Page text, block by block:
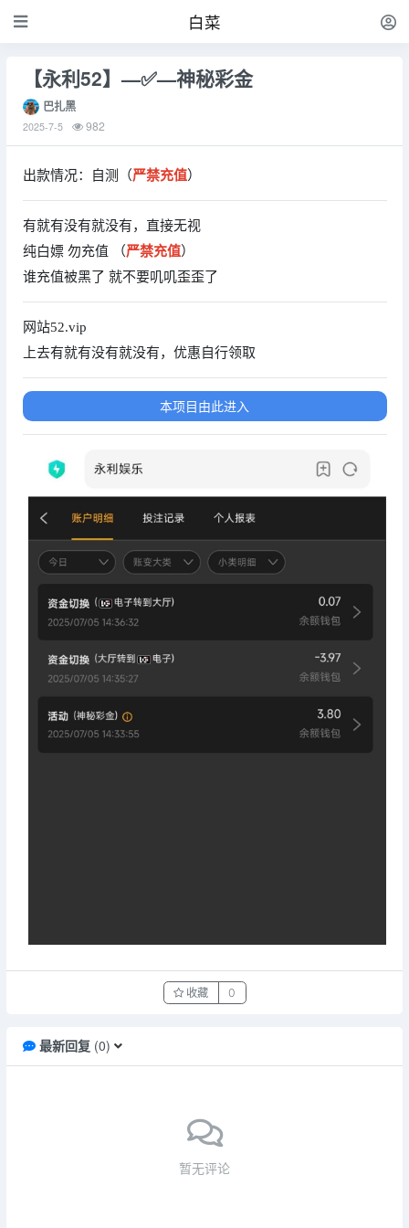
白菜
【永利52】—✅—神秘彩金
巴扎黑
2025-7-5 982
出款情况：自测（严禁充值）
有就有没有就没有，直接无视
纯白嫖 勿充值 （严禁充值）
谁充值被黑了 就不要叽叽歪歪了
网站52.vip
上去有就有没有就没有，优惠自行领取
本项目由此进入
收藏 0
最新回复(0)
暂无评论